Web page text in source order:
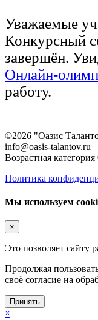
Уважаемые
Конкурсный
завершён.
Онлайн-
работу.
©2026 "Оазис
info@oasis-talantov.ru
Возрастная категория
Политика
Мы используем
×
Это позволяет сайту
Продолжая
своё согласие на
Принять
×